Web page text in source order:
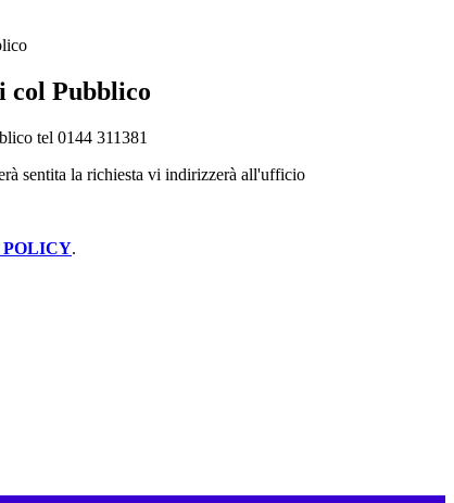
col Pubblico
tel 0144 311381
sentita la richiesta vi indirizzerà all'ufficio
POLICY.